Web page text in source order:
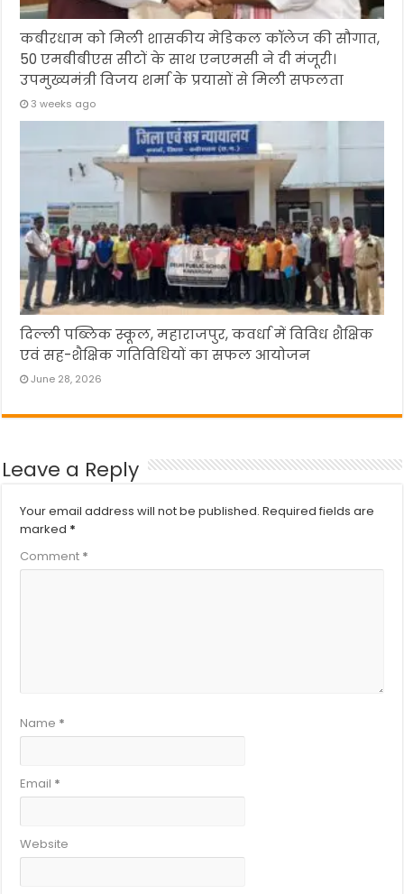
कबीरधाम को मिली शासकीय मेडिकल कॉलेज की सौगात,
50 एमबीबीएस सीटों के साथ एनएमसी ने दी मंजूरी।
उपमुख्यमंत्री विजय शर्मा के प्रयासों से मिली सफलता
3 weeks ago
दिल्ली पब्लिक स्कूल, महाराजपुर, कवर्धा में विविध शैक्षिक
एवं सह-शैक्षिक गतिविधियों का सफल आयोजन
June 28, 2026
Leave a Reply
Your email address will not be published. Required fields are
marked *
Comment *
Name *
Email *
Website